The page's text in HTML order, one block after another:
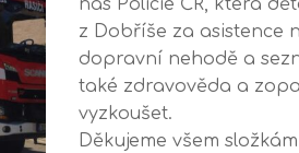
nás Policie ČR, která
z Dobříše za asistence
dopravní nehodě a
také zdravověda a
vyzkoušet.
Děkujeme všem